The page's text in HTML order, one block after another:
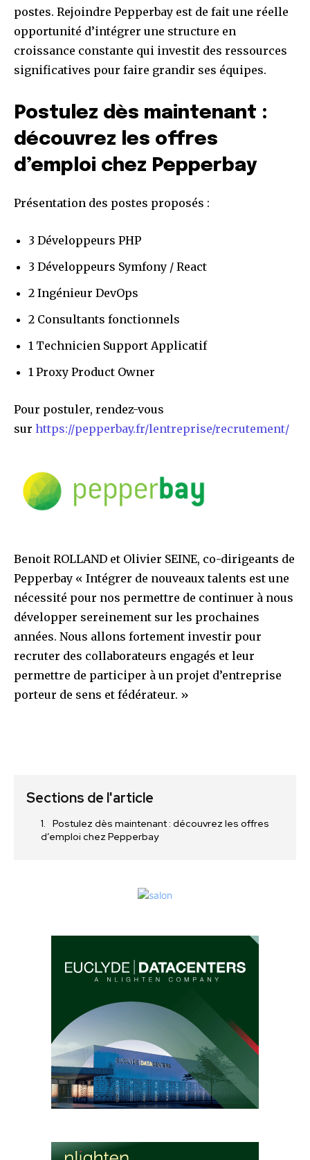
postes. Rejoindre Pepperbay est de fait une réelle
opportunité d’intégrer une structure en
croissance constante qui investit des ressources
significatives pour faire grandir ses équipes.
Postulez dès maintenant :
découvrez les offres
d’emploi chez Pepperbay
Présentation des postes proposés :
3 Développeurs PHP
3 Développeurs Symfony / React
2 Ingénieur DevOps
2 Consultants fonctionnels
1 Technicien Support Applicatif
1 Proxy Product Owner
Pour postuler, rendez-vous
sur https://pepperbay.fr/lentreprise/recrutement/
Benoit ROLLAND et Olivier SEINE, co-dirigeants de
Pepperbay « Intégrer de nouveaux talents est une
nécessité pour nos permettre de continuer à nous
développer sereinement sur les prochaines
années. Nous allons fortement investir pour
recruter des collaborateurs engagés et leur
permettre de participer à un projet d’entreprise
porteur de sens et fédérateur. »
Sections de l'article
Postulez dès maintenant : découvrez les offres
d’emploi chez Pepperbay